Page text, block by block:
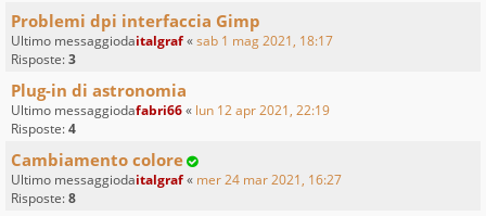
Problemi dpi interfaccia Gimp
Ultimo messaggiodaitalgraf«sab 1 mag 2021, 18:17
Risposte:3
Plug-in di astronomia
Ultimo messaggiodafabri66« lun 12 apr 2021, 22:19
Risposte:4
Cambiamento colore
Ultimo messaggiodaitalgraf« mer 24 mar 2021, 16:27
Risposte:8